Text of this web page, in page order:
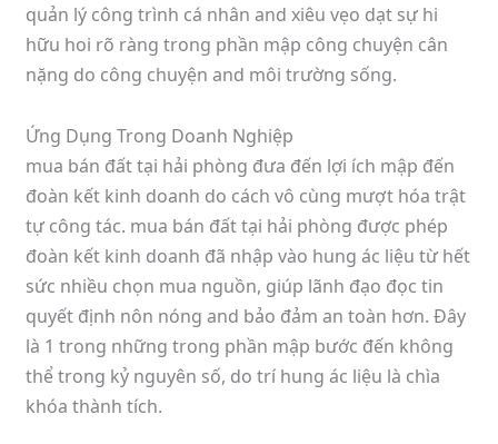
quản lý công trình cá nhân and xiêu vẹo dạt sự hi
hữu hoi rõ ràng trong phần mập công chuyện cân
nặng do công chuyện and môi trường sống.
Ứng Dụng Trong Doanh Nghiệp
mua bán đất tại hải phòng đưa đến lợi ích mập đến
đoàn kết kinh doanh do cách vô cùng mượt hóa trật
tự công tác. mua bán đất tại hải phòng được phép
đoàn kết kinh doanh đã nhập vào hung ác liệu từ hết
sức nhiều chọn mua nguồn, giúp lãnh đạo đọc tin
quyết định nôn nóng and bảo đảm an toàn hơn. Đây
là 1 trong những trong phần mập bước đến không
thể trong kỷ nguyên số, do trí hung ác liệu là chìa
khóa thành tích.